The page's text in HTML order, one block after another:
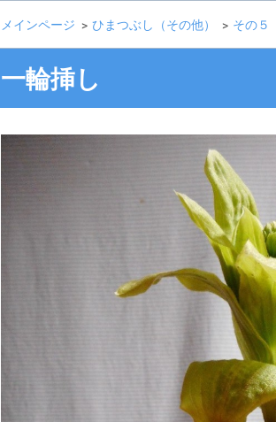
メインページ > ひまつぶし（その他） > その５
一輪挿し